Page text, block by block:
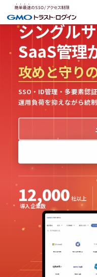
シングル
SaaS管理
攻めと守り
SSO・ID管理・多要素認
運用負荷を抑えながら統
12,000 社以上
導入企業数